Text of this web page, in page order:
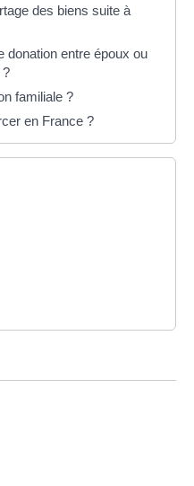
des biens suite à
donation entre époux ou
?
familiale ?
en France ?